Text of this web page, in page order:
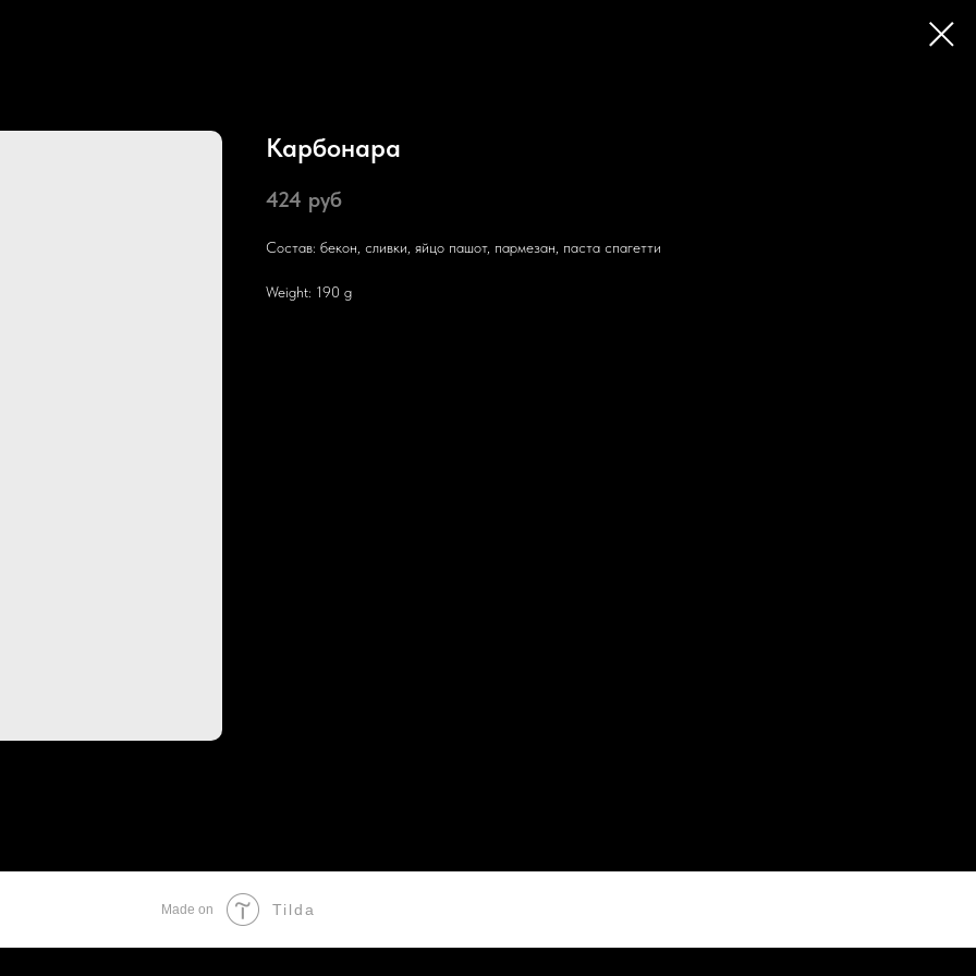
Карбонара
424 руб
Состав: бекон, сливки, яйцо пашот, пармезан, паста спагетти
Weight: 190 g
Made on Tilda